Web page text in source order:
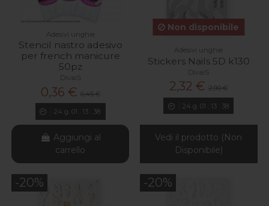
Adesivi unghie
Stencil nastro adesivo
per french manicure
50pz
DivaiS
0,36 € 0,45 €
24 g. 01 13: 37
Aggiungi al
carrello
Non disponibile
Adesivi unghie
Stickers Nails 5D k130
DivaiS
2,32 € 2,90 €
24 g. 01 13: 37
Vedi il prodotto (Non
Disponibile)
-20% -20%